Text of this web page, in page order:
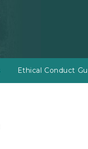
Ethical Conduct